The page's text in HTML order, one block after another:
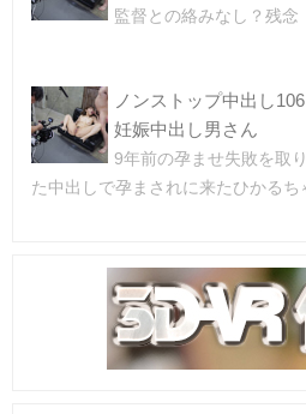
監督との絡みなし？残念
ノンストップ中出し
妊娠中出し男さん
9年前の孕ませ失敗を取
た中出しで孕まされに来たひかるち